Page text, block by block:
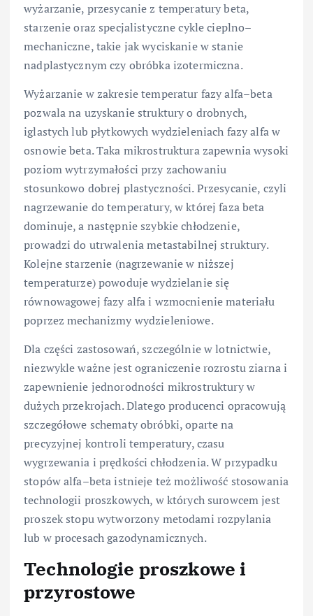
wyżarzanie, przesycanie z temperatury beta,
starzenie oraz specjalistyczne cykle cieplno–
mechaniczne, takie jak wyciskanie w stanie
nadplastycznym czy obróbka izotermiczna.
Wyżarzanie w zakresie temperatur fazy alfa–beta
pozwala na uzyskanie struktury o drobnych,
iglastych lub płytkowych wydzieleniach fazy alfa w
osnowie beta. Taka mikrostruktura zapewnia wysoki
poziom wytrzymałości przy zachowaniu
stosunkowo dobrej plastyczności. Przesycanie, czyli
nagrzewanie do temperatury, w której faza beta
dominuje, a następnie szybkie chłodzenie,
prowadzi do utrwalenia metastabilnej struktury.
Kolejne starzenie (nagrzewanie w niższej
temperaturze) powoduje wydzielanie się
równowagowej fazy alfa i wzmocnienie materiału
poprzez mechanizmy wydzieleniowe.
Dla części zastosowań, szczególnie w lotnictwie,
niezwykle ważne jest ograniczenie rozrostu ziarna i
zapewnienie jednorodności mikrostruktury w
dużych przekrojach. Dlatego producenci opracowują
szczegółowe schematy obróbki, oparte na
precyzyjnej kontroli temperatury, czasu
wygrzewania i prędkości chłodzenia. W przypadku
stopów alfa–beta istnieje też możliwość stosowania
technologii proszkowych, w których surowcem jest
proszek stopu wytworzony metodami rozpylania
lub w procesach gazodynamicznych.
Technologie proszkowe i
przyrostowe